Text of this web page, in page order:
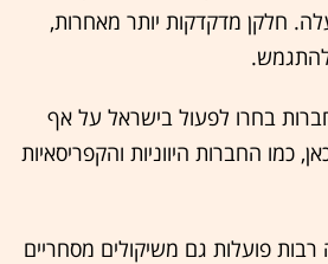
חלקן מדקדקות יותר מאחרות,
בחרו לפעול בישראל על אף
כמו החברות היווניות והקפריסאיות
פועלות גם משיקולים מסחריים